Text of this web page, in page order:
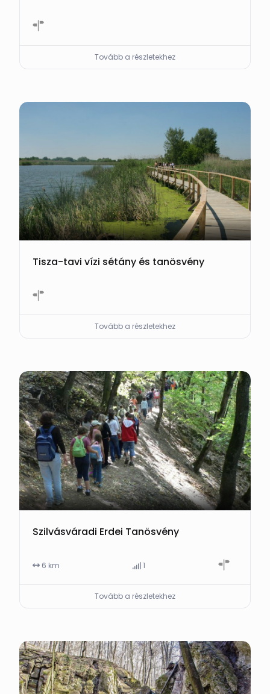
Tovább a részletekhez
Tisza-tavi vízi sétány és tanösvény
Tovább a részletekhez
Szilvásváradi Erdei Tanösvény
6 km 1
Tovább a részletekhez